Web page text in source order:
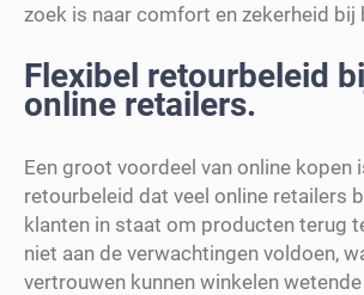
zoek is naar comfort en zekerheid bij
Flexibel retourbeleid
online retailers.
Een groot voordeel van online kopen
retourbeleid dat veel online retailers
klanten in staat om producten terug
niet aan de verwachtingen voldoen,
vertrouwen kunnen winkelen